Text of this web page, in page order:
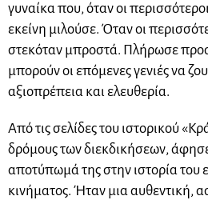
γυναίκα που, όταν οι
εκείνη μιλούσε. Όταν οι
στεκόταν μπροστά. Πλήρωσε
μπορούν οι επόμενες γενιές να
αξιοπρέπεια και ελευθερία.
Από τις σελίδες του ιστορικού
δρόμους των διεκδικήσεων,
αποτύπωμά της στην ιστορία του
κινήματος. Ήταν μια αυθεντική,